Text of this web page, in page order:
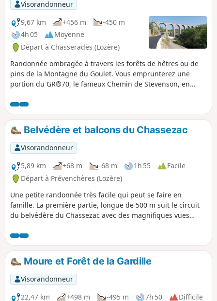
Visorandonneur
9,67 km
+456 m
-450 m
4h 05
Moyenne
Départ à Chasseradès (Lozère)
Randonnée ombragée à travers les forêts de hêtres ou de
pins de la Montagne du Goulet. Vous emprunterez une
portion du GR®70, le fameux Chemin de Stevenson, en
1878 en compagnie d'une ânesse, par l'écrivain écossais
Robert Louis Stevenson.
Belvédère et balcons du Chassezac
Visorandonneur
5,89 km
+68 m -68 m 1h 55
Facile
Départ à Prévenchères (Lozère)
Une petite randonnée très facile qui peut se faire en
famille. La première partie, longue de 500 m suit le circuit
du belvédère du Chassezac avec des magnifiques vues
temps clair, on peut apercevoir le Mont Ventoux. La seconde
partie suit en partie la voie verte, créée sur le tracé délaissé
de l'ancienne RN106. Au retour, elle passe à travers champs
et hameaux pour rejoindre le point de départ, avec des
belles vues sur le village de la Garde Guérin, qui vaut le
détour.
Moure et Forêt de la Gardille
Visorandonneur
22,47 km
+498 m -495 m 7h 50
Difficile